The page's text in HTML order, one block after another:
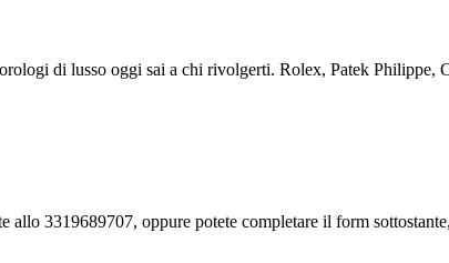
di lusso oggi sai a chi rivolgerti. Rolex, Patek Philippe,
allo 3319689707, oppure potete completare il form